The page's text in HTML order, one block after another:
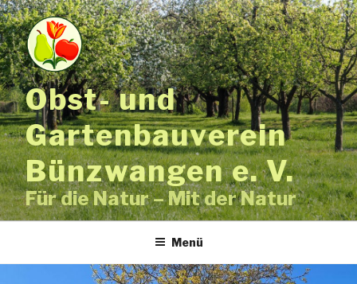
Zum
Inhalt
springen
Obst- und
Gartenbauverein
Bünzwangen e. V.
Für die Natur – Mit der Natur
Menü